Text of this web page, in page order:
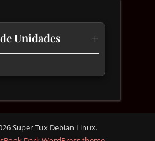
Unidades +
Super Tux Debian Linux.